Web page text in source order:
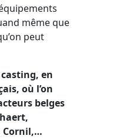
même que
peut
en
où l’on
belges
Cornil,…